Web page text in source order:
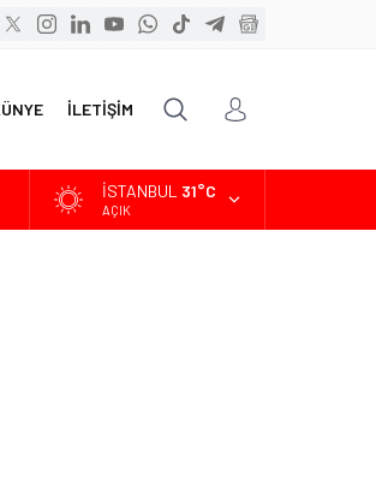
İLETİŞİM
İSTANBUL 31°C
AÇIK